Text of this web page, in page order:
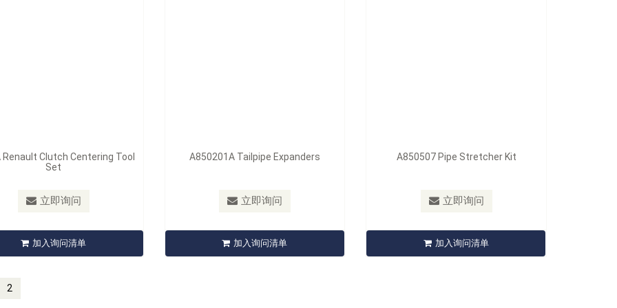
Renault Clutch Centering Tool
Set
立即询问
加入询问清单
A850201A Tailpipe Expanders
立即询问
加入询问清单
A850507 Pipe Stretcher Kit
立即询问
加入询问清单
2